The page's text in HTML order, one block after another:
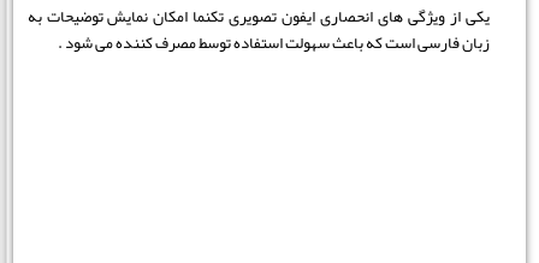
یکی از ویژگی های انحصاری ایفون تصویری تکنما امکان نمایش توضیحات به
زبان فارسی است که باعث سهولت استفاده توسط مصرف کننده می شود .